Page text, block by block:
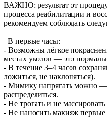
ВАЖНО: результат от
процесса реабилитации и
рекомендуем соблюдать
В первые часы:
- Возможны лёгкое
местах уколов — это
- В течение 3–4 часов
ложиться, не наклоняться).
- Мимику напрягать можно —
распределиться.
- Не трогать и не
- Не наносить макияж первые